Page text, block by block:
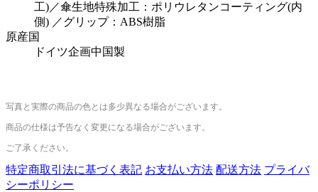
工)／傘生地特殊加工：ポリウレタンコーティング(内
側) ／グリップ：ABS樹脂
原産国
ドイツ企画中国製
写真と実際の商品の色とは多少異なる場合がございます。
商品の仕様は予告なく変更になる場合がございます。
ご了承ください。
特定商取引法に基づく表記 お支払い方法 配送方法 プライバ
シーポリシー